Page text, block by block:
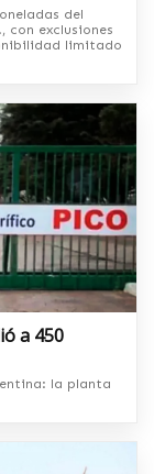
del
con exclusiones
limitado
a 450
la planta